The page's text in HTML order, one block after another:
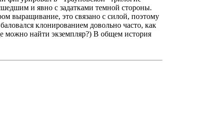
и явно с задатками темной стороны.
выращивание, это связано с силой, поэтому
клонированием довольно часто, как
можно найти экземпляр?) В общем история